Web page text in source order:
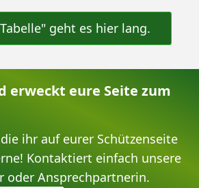
geht es hier lang.
erweckt eure Seite zum
ihr auf eurer Schützenseite
Kontaktiert einfach unsere
oder Ansprechpartnerin.